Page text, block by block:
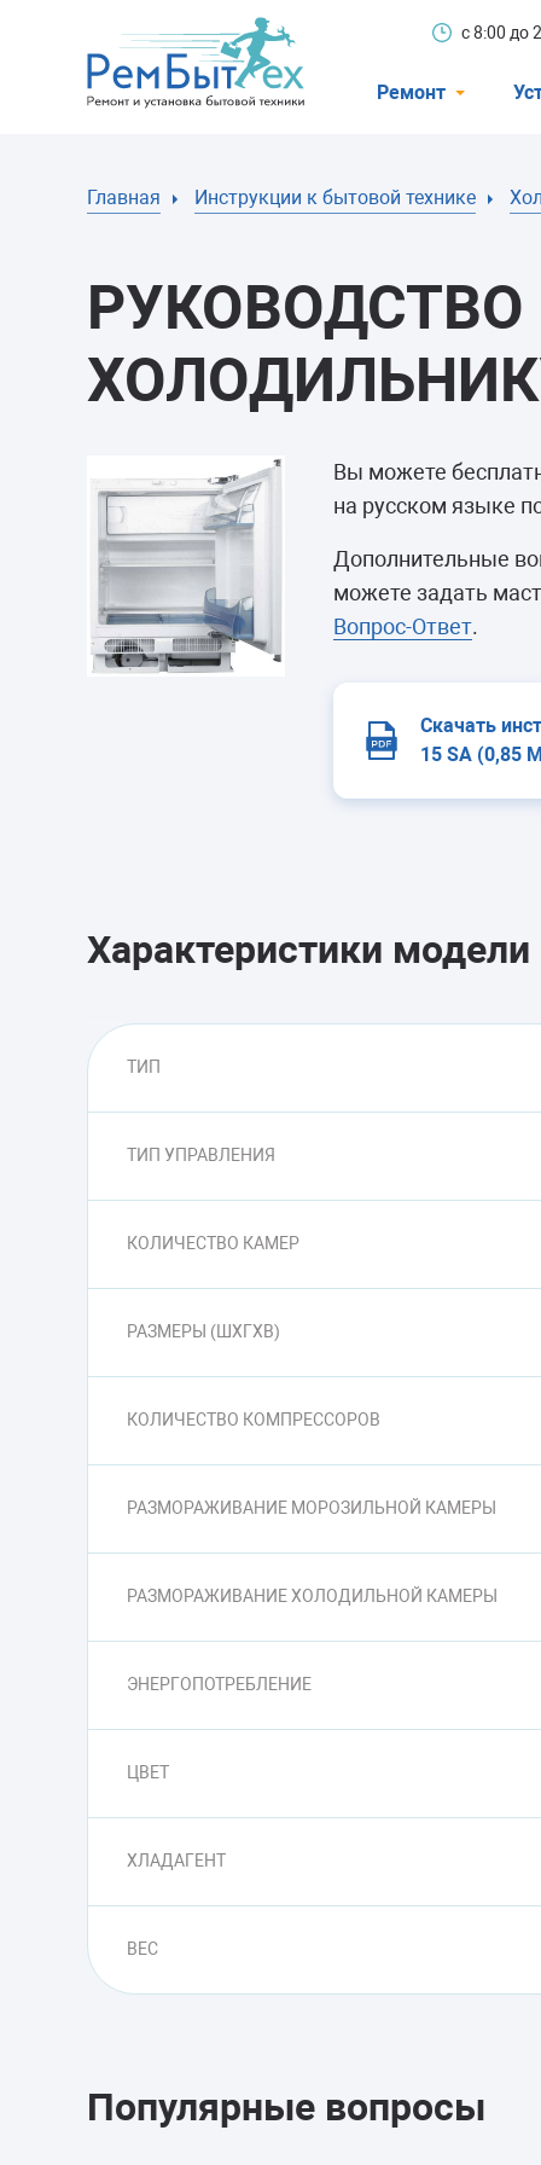
с 8:00 до
Ремонт
Стиральные
Телевизоры
Варочные
Сушильные
Главная Инструкции к бытовой технике
Вы можете
на русском языке
Дополнительные
можете задать
Вопрос-Ответ.
Скачать
15 SA (0,85
Характеристики модели
ТИП
ТИП УПРАВЛЕНИЯ
КОЛИЧЕСТВО КАМЕР
РАЗМЕРЫ (ШXГXВ)
КОЛИЧЕСТВО КОМПРЕССОРОВ
РАЗМОРАЖИВАНИЕ МОРОЗИЛЬНОЙ КАМЕРЫ
РАЗМОРАЖИВАНИЕ ХОЛОДИЛЬНОЙ КАМЕРЫ
ЭНЕРГОПОТРЕБЛЕНИЕ
ЦВЕТ
ХЛАДАГЕНТ
ВЕС
Популярные вопросы